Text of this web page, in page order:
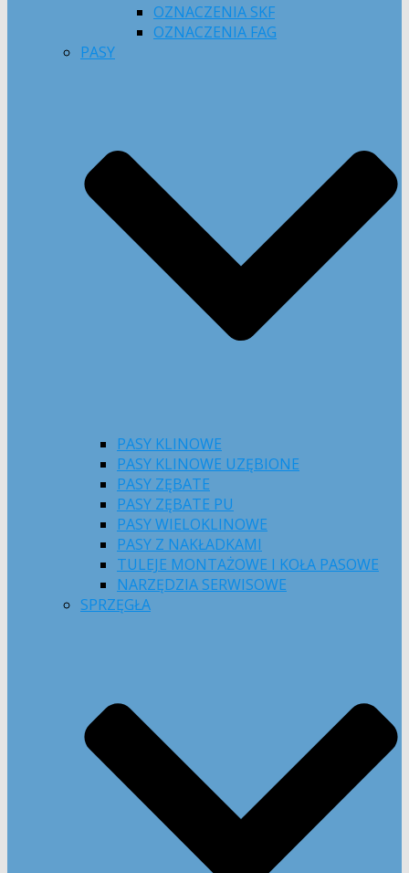
OZNACZENIA SKF
OZNACZENIA FAG
PASY
PASY KLINOWE
PASY KLINOWE UZĘBIONE
PASY ZĘBATE
PASY ZĘBATE PU
PASY WIELOKLINOWE
PASY Z NAKŁADKAMI
TULEJE MONTAŻOWE I KOŁA PASOWE
NARZĘDZIA SERWISOWE
SPRZĘGŁA